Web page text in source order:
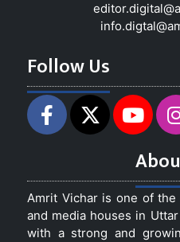
Follow Us
Amrit Vichar is one of
and media houses in
with a strong and